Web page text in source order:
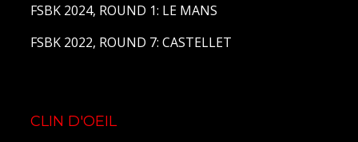
FSBK 2024, ROUND 1: LE MANS
FSBK 2022, ROUND 7: CASTELLET
CLIN D'OEIL